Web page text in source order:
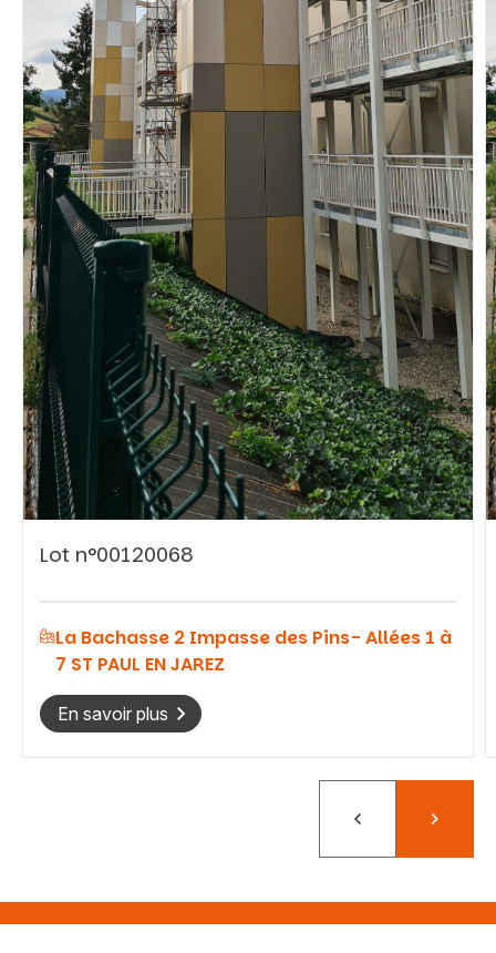
Vous recherchez&nbsp;:
Rechercher
Lot n°00120068
La Bachasse 2 Impasse des Pins- Allées 1 à
7 ST PAUL EN JAREZ
En savoir plus
PrécédentSuivant